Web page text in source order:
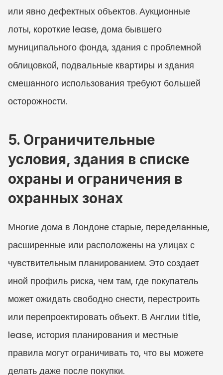
или явно дефектных объектов. Аукционные
лоты, короткие lease, дома бывшего
муниципального фонда, здания с проблемной
облицовкой, подвальные квартиры и здания
смешанного использования требуют большей
осторожности.
5. Ограничительные
условия, здания в списке
охраны и ограничения в
охранных зонах
Многие дома в Лондоне старые, переделанные,
расширенные или расположены на улицах с
чувствительным планированием. Это создает
иной профиль риска, чем там, где покупатель
может ожидать свободно снести, перестроить
или перепроектировать объект. В Англии title,
lease, история планирования и местные
правила могут ограничивать то, что вы можете
делать даже после покупки.